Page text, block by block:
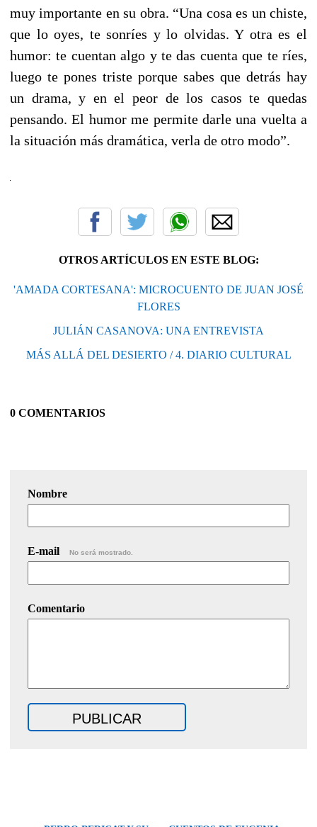
muy importante en su obra. “Una cosa es un chiste,
que lo oyes, te sonríes y lo olvidas. Y otra es el
humor: te cuentan algo y te das cuenta que te ríes,
luego te pones triste porque sabes que detrás hay
un drama, y en el peor de los casos te quedas
pensando. El humor me permite darle una vuelta a
la situación más dramática, verla de otro modo”.
OTROS ARTÍCULOS EN ESTE BLOG:
'AMADA CORTESANA': MICROCUENTO DE JUAN JOSÉ
FLORES
JULIÁN CASANOVA: UNA ENTREVISTA
MÁS ALLÁ DEL DESIERTO / 4. DIARIO CULTURAL
0 COMENTARIOS
Nombre
E-mail No será mostrado.
Comentario